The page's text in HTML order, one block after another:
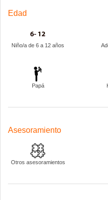
Edad
Niño/a de 6 a 12 años
Papá
Asesoramiento
Otros asesoramientos